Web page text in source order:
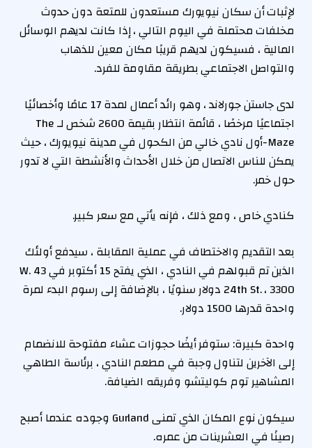
لإثبات أن سكان نيويورك مستعدون للمتعة دون حدوث
مخلفات محتملة في اليوم التالي ، إذا كانت لديهم الوسائل
المالية ، فسيكون لديهم قريبًا مكان معين للذهاب
والتواصل الاجتماعي بطريقة مقاومة للفرد.
لدى جاستن جورلاند ، وهو رائد أعمال لمدة 17 عامًا وأخصائيًا
اجتماعيًا مرخصًا ، قائمة انتظار بقيمة 2600 شخص لـ The
Maze-أول نادي خالي من الكحول في مدينة نيويورك ، حيث
يمكن للناس الاتصال من خلال الأحداث والأنشطة التي لا تدور
حول خمر.
كنادي خاص ، ومع ذلك ، فإنه يأتي مع سعر كبير.
بعد التقديم والاختطاف في عملية المقابلة ، سيدفع أولئك
الذين تم قبولهم في النادي ، الذي يفتح 15 أكتوبر في 43 W.
24th St. ، 3300 دولار سنويًا ، بالإضافة إلى رسوم البدء لمرة
واحدة قدرها 1500 دولار.
واحدة كبيرة: ستوفر أيضًا حجوزات عشاء مفتوحة للانضمام
إلى الآخرين لتناول وجبة في مطعم النادي ، برئاسة الطاهي
المشاهير توم كوليتشو وفريقه الضيافة.
سيكون نوع المكان الذي تمنى Gurland وجوده عندما أصبح
رصينًا في العشرينات من عمره.